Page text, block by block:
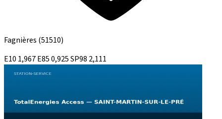
Fagnières (51510)
E10 1,967E850,925SP98 2,111